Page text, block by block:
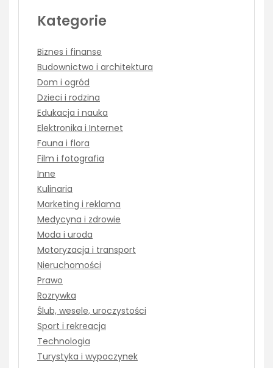
Kategorie
Biznes i finanse
Budownictwo i architektura
Dom i ogród
Dzieci i rodzina
Edukacja i nauka
Elektronika i Internet
Fauna i flora
Film i fotografia
Inne
Kulinaria
Marketing i reklama
Medycyna i zdrowie
Moda i uroda
Motoryzacja i transport
Nieruchomości
Prawo
Rozrywka
Ślub, wesele, uroczystości
Sport i rekreacja
Technologia
Turystyka i wypoczynek